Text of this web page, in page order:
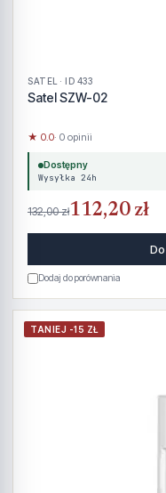
SATEL · ID 433
Satel SZW-02
★ 0.0· 0 opinii
Dostępny
Wysyłka 24h
132,00 zł112,20 zł
Dodaj do porównania
TANIEJ -15 ZŁ